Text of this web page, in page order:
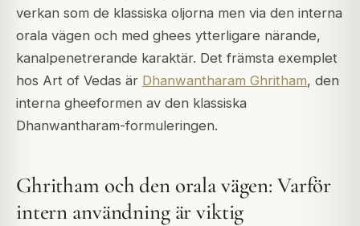
verkan som de klassiska oljorna men via den interna
orala vägen och med ghees ytterligare närande,
kanalpenetrerande karaktär. Det främsta exemplet
hos Art of Vedas är Dhanwantharam Ghritham, den
interna gheeformen av den klassiska
Dhanwantharam-formuleringen.
Ghritham och den orala vägen: Varför
intern användning är viktig